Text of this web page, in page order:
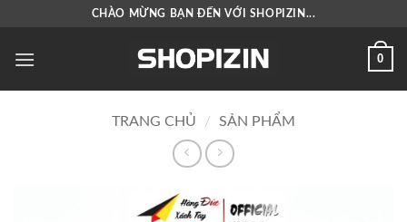
nội
CHÀO MỪNG BẠN ĐẾN VỚI SHOPIZIN...
0
TRANG CHỦ / SẢN PHẨM